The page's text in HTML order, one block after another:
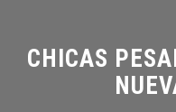
CHICAS